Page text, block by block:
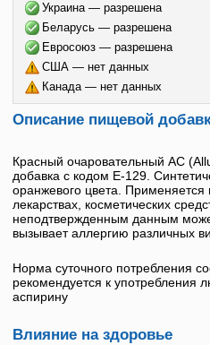
Украина — разрешена
Беларусь — разрешена
Евросоюз — разрешена
США — нет данных
Канада — нет данных
Описание пищевой
Красный очаровательный АС (
добавка с кодом E-129.
оранжевого цвета. Применяется
лекарствах, косметических
неподтвержденным данным
вызывает аллергию различных
Норма суточного потребления
рекомендуется к употребления
аспирину
Влияние на здоровье